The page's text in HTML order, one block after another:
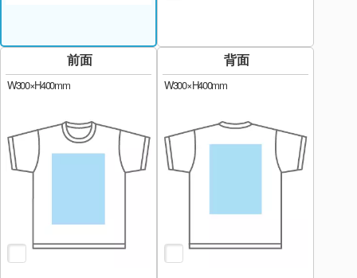
前面
W300×H400mm
背面
W300×H400mm